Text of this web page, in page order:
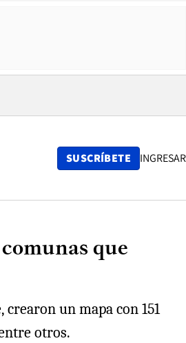
SUSCRÍBETE INGRESAR
que
un mapa con 151
otros.